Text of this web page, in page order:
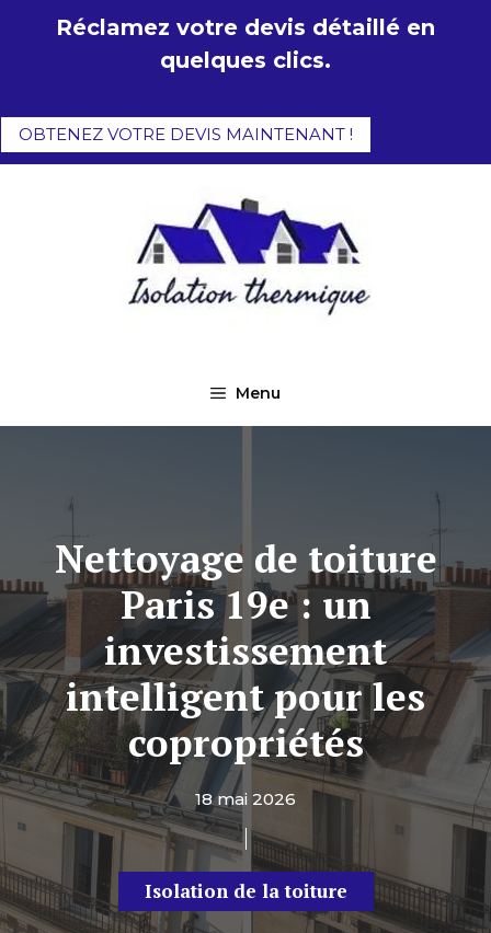
Réclamez votre devis détaillé en
quelques clics.
OBTENEZ VOTRE DEVIS MAINTENANT !
Menu
Nettoyage de toiture
Paris 19e : un
investissement
intelligent pour les
copropriétés
18 mai 2026
Isolation de la toiture